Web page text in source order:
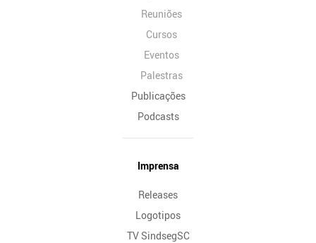
Reuniões
Cursos
Eventos
Palestras
Publicações
Podcasts
Imprensa
Releases
Logotipos
TV SindsegSC